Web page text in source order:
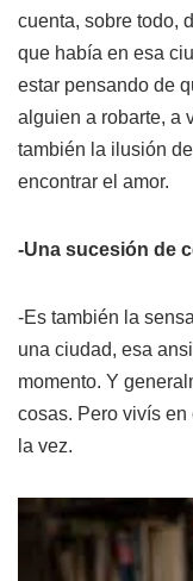
cuenta, sobre todo,
que había en esa
estar pensando de
alguien a robarte, a
también la ilusión
encontrar el amor.
-Una sucesión de
-Es también la
una ciudad, esa
momento. Y
cosas. Pero vivís en
la vez.